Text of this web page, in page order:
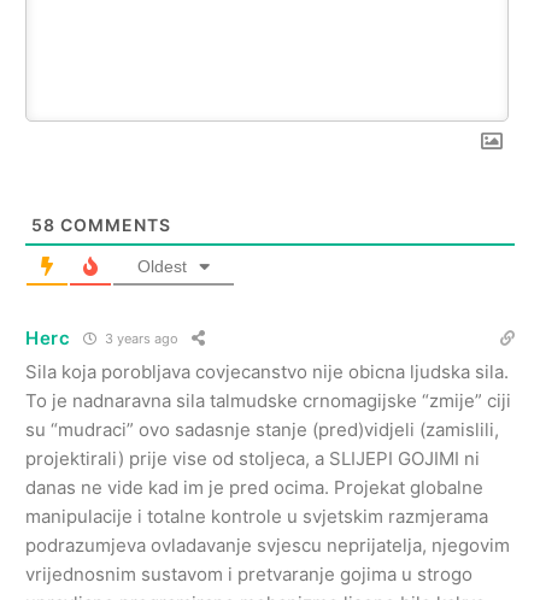
58 COMMENTS
Oldest
Herc 3 years ago
Sila koja porobljava covjecanstvo nije obicna ljudska sila.
To je nadnaravna sila talmudske crnomagijske “zmije” ciji
su “mudraci” ovo sadasnje stanje (pred)vidjeli (zamislili,
projektirali) prije vise od stoljeca, a SLIJEPI GOJIMI ni
danas ne vide kad im je pred ocima. Projekat globalne
manipulacije i totalne kontrole u svjetskim razmjerama
podrazumjeva ovladavanje svjescu neprijatelja, njegovim
vrijednosnim sustavom i pretvaranje gojima u strogo